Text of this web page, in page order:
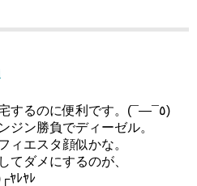
ＨＶ車は、こっそり出発帰宅するのに便利です。(¯―¯٥)
ジン勝負でディーゼル。
ィエスタ顔似かな。
てダメにするのが、
ﾔﾚﾔﾚ